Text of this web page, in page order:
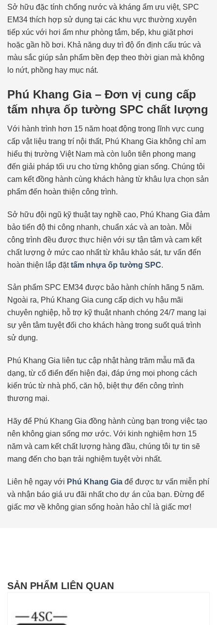
Sở hữu đặc tính chống nước và kháng ẩm ưu việt, SPC
EM34 thích hợp sử dụng tại các khu vực thường xuyên
tiếp xúc với hơi ẩm như phòng tắm, bếp, khu giặt phơi
hoặc gần hồ bơi. Khả năng duy trì độ ổn định cấu trúc và
màu sắc giúp sản phẩm bền đẹp theo thời gian mà không
lo nứt, phồng hay mục nát.
Phú Khang Gia – Đơn vị cung cấp
tấm nhựa ốp tường SPC chất lượng
Với hành trình hơn 15 năm hoạt động trong lĩnh vực cung
cấp vật liệu trang trí nội thất, Phú Khang Gia không chỉ am
hiểu thị trường Việt Nam mà còn luôn tiên phong mang
đến giải pháp tối ưu cho từng không gian sống. Chúng tôi
cam kết đồng hành cùng khách hàng từ khâu lựa chọn sản
phẩm đến hoàn thiện công trình.
Sở hữu đội ngũ kỹ thuật tay nghề cao, Phú Khang Gia đảm
bảo tiến độ thi công nhanh, chuẩn xác và an toàn. Mỗi
công trình đều được thực hiện với sự tận tâm và cam kết
chất lượng ở mức cao nhất từ khâu khảo sát, tư vấn đến
hoàn thiện lắp đặttấm nhựa ốp tường SPC.
Sản phẩm SPC EM34 được bảo hành chính hãng 5 năm.
Ngoài ra, Phú Khang Gia cung cấp dịch vụ hậu mãi
chuyên nghiệp, hỗ trợ kỹ thuật nhanh chóng 24/7 mang lại
sự yên tâm tuyệt đối cho khách hàng trong suốt quá trình
sử dụng.
Phú Khang Gia liên tục cập nhật hàng trăm mẫu mã đa
dạng, từ cổ điển đến hiện đại, đáp ứng mọi phong cách
kiến trúc từ nhà phố, căn hộ, biệt thự đến công trình
thương mại.
Hãy để Phú Khang Gia đồng hành cùng bạn trong việc tạo
nên không gian sống mơ ước. Với kinh nghiệm hơn 15
năm và cam kết chất lượng hàng đầu, chúng tôi tự tin sẽ
mang đến cho bạn trải nghiệm tuyệt vời nhất.
Liên hệ ngay với Phú Khang Gia để được tư vấn miễn phí
và nhận báo giá ưu đãi nhất cho dự án của bạn. Đừng để
giấc mơ về không gian sống hoàn hảo chỉ là giấc mơ!
SẢN PHẨM LIÊN QUAN